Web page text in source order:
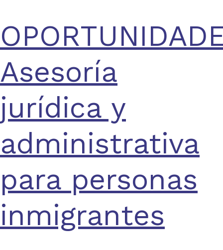
Asesoría
jurídica y
administrativa
para personas
inmigrantes